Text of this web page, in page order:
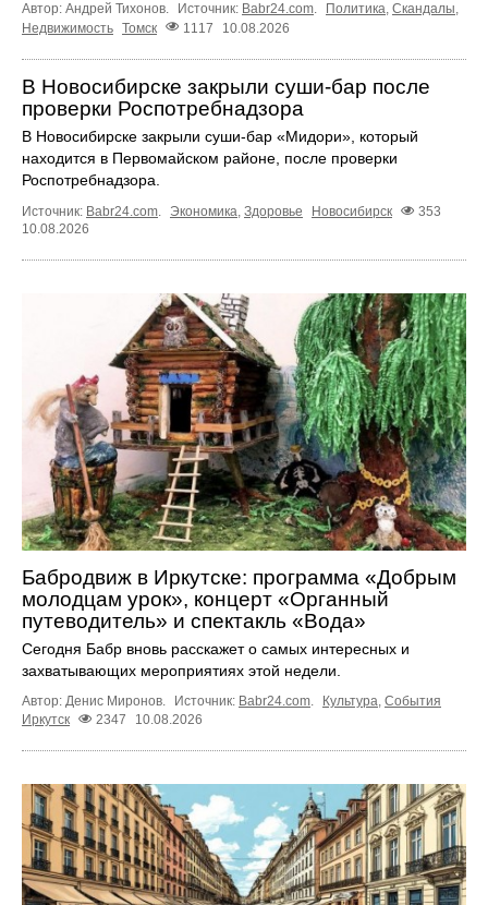
Автор: Андрей Тихонов. Источник: Babr24.com. Политика, Скандалы,
Недвижимость Томск 1117 10.08.2026
В Новосибирске закрыли суши-бар после
проверки Роспотребнадзора
В Новосибирске закрыли суши-бар «Мидори», который
находится в Первомайском районе, после проверки
Роспотребнадзора.
Источник: Babr24.com Экономика Здоровье Новосибирск
353
10.08.2026
Бабродвиж в Иркутске: программа «Добрым
молодцам урок», концерт «Органный
путеводитель» и спектакль «Вода»
Сегодня Бабр вновь расскажет о самых интересных и
захватывающих мероприятиях этой недели.
Автор: Денис Миронов. Источник: Babr24.com. Культура, События
Иркутск
2347 10.08.2026